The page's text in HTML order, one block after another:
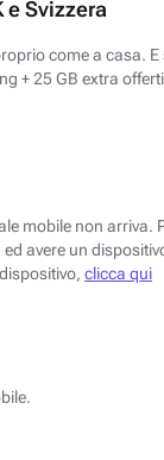
e Svizzera
come a casa.
+ 25 GB extra
mobile non arriva.
avere un
clicca qui